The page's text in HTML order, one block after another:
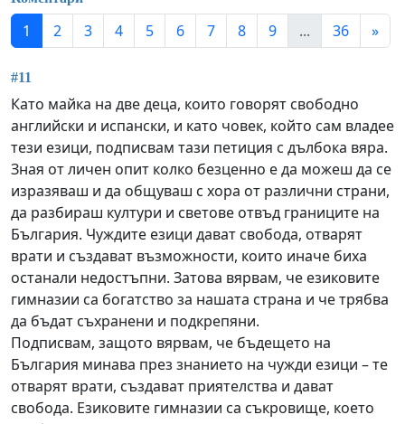
1 2 3 4 5 6 7 8 9 ... 36 »
#11
Като майка на две деца, които говорят свободно
английски и испански, и като човек, който сам владее
тези езици, подписвам тази петиция с дълбока вяра.
Зная от личен опит колко безценно е да можеш да се
изразяваш и да общуваш с хора от различни страни,
да разбираш култури и светове отвъд границите на
България. Чуждите езици дават свобода, отварят
врати и създават възможности, които иначе биха
останали недостъпни. Затова вярвам, че езиковите
гимназии са богатство за нашата страна и че трябва
да бъдат съхранени и подкрепяни.
Подписвам, защото вярвам, че бъдещето на
България минава през знанието на чужди езици – те
отварят врати, създават приятелства и дават
свобода. Езиковите гимназии са съкровище, което